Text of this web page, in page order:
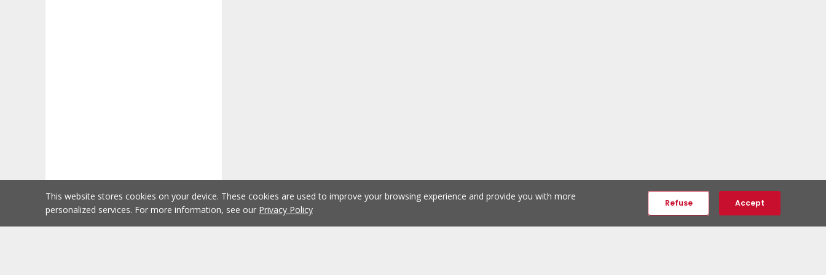
This website stores cookies on your device. These cookies are used to improve your browsing experience and provide you with more
personalized services. For more information, see our Privacy Policy
Refuse Accept